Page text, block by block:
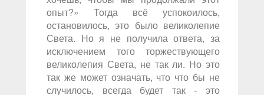
опыт?» Тогда всё успокоилось,
остановилось, это было великолепие
Света. Но я не получила ответа, за
исключением того торжествующего
великолепия Света, не так ли. Но это
так же может означать, что что бы не
случилось, всегда будет так - это